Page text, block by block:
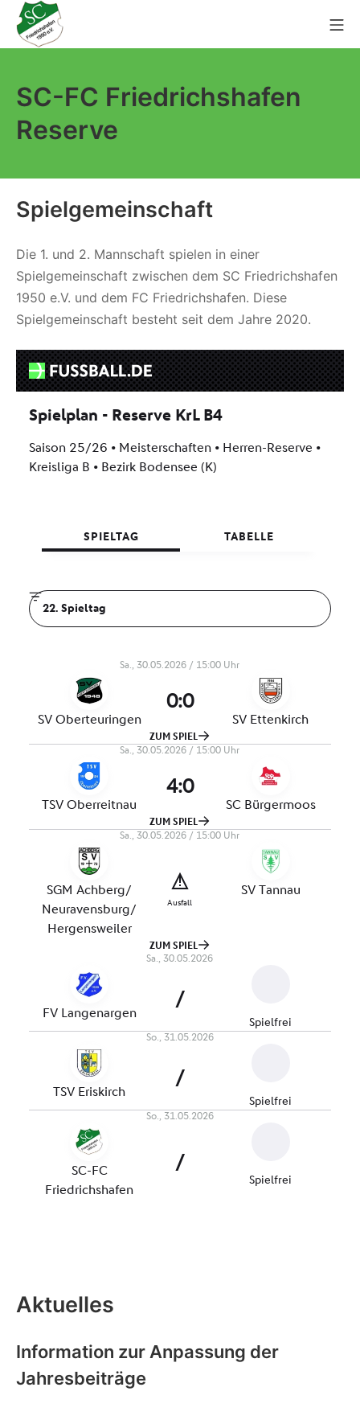
Zum
Inhalt
springen
SC-FC Friedrichshafen
Reserve
Spielgemeinschaft
Die 1. und 2. Mannschaft spielen in einer
Spielgemeinschaft zwischen dem SC Friedrichshafen
1950 e.V. und dem FC Friedrichshafen. Diese
Spielgemeinschaft besteht seit dem Jahre 2020.
Aktuelles
Information zur Anpassung der
Jahresbeiträge